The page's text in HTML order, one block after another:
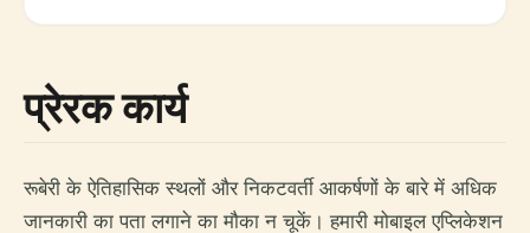
प्रेरक कार्य
रूबेरी के ऐतिहासिक स्थलों और निकटवर्ती आकर्षणों के बारे में अधिक
जानकारी का पता लगाने का मौका न चूकें। हमारी मोबाइल एप्लिकेशन